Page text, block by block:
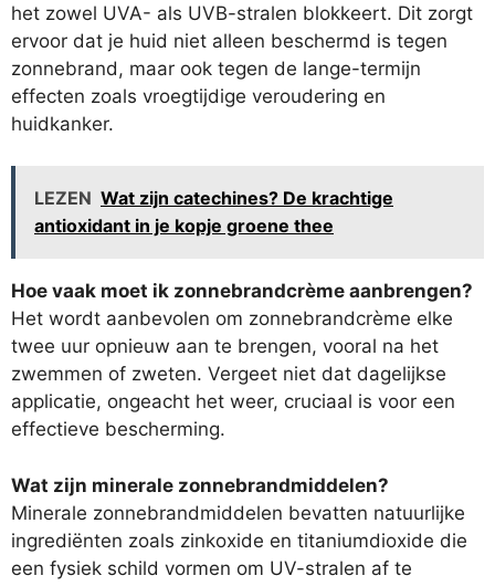
het zowel UVA- als UVB-stralen blokkeert. Dit zorgt
ervoor dat je huid niet alleen beschermd is tegen
zonnebrand, maar ook tegen de lange-termijn
effecten zoals vroegtijdige veroudering en
huidkanker.
LEZEN Wat zijn catechines? De krachtige
antioxidant in je kopje groene thee
Hoe vaak moet ik zonnebrandcrème aanbrengen?
Het wordt aanbevolen om zonnebrandcrème elke
twee uur opnieuw aan te brengen, vooral na het
zwemmen of zweten. Vergeet niet dat dagelijkse
applicatie, ongeacht het weer, cruciaal is voor een
effectieve bescherming.
Wat zijn minerale zonnebrandmiddelen?
Minerale zonnebrandmiddelen bevatten natuurlijke
ingrediënten zoals zinkoxide en titaniumdioxide die
een fysiek schild vormen om UV-stralen af te